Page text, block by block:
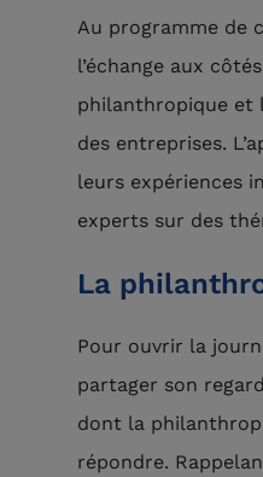
Au programme de
l’échange aux
philanthropique et
des entreprises.
leurs expériences
experts sur des
La
Pour ouvrir la
partager son
dont la
répondre.